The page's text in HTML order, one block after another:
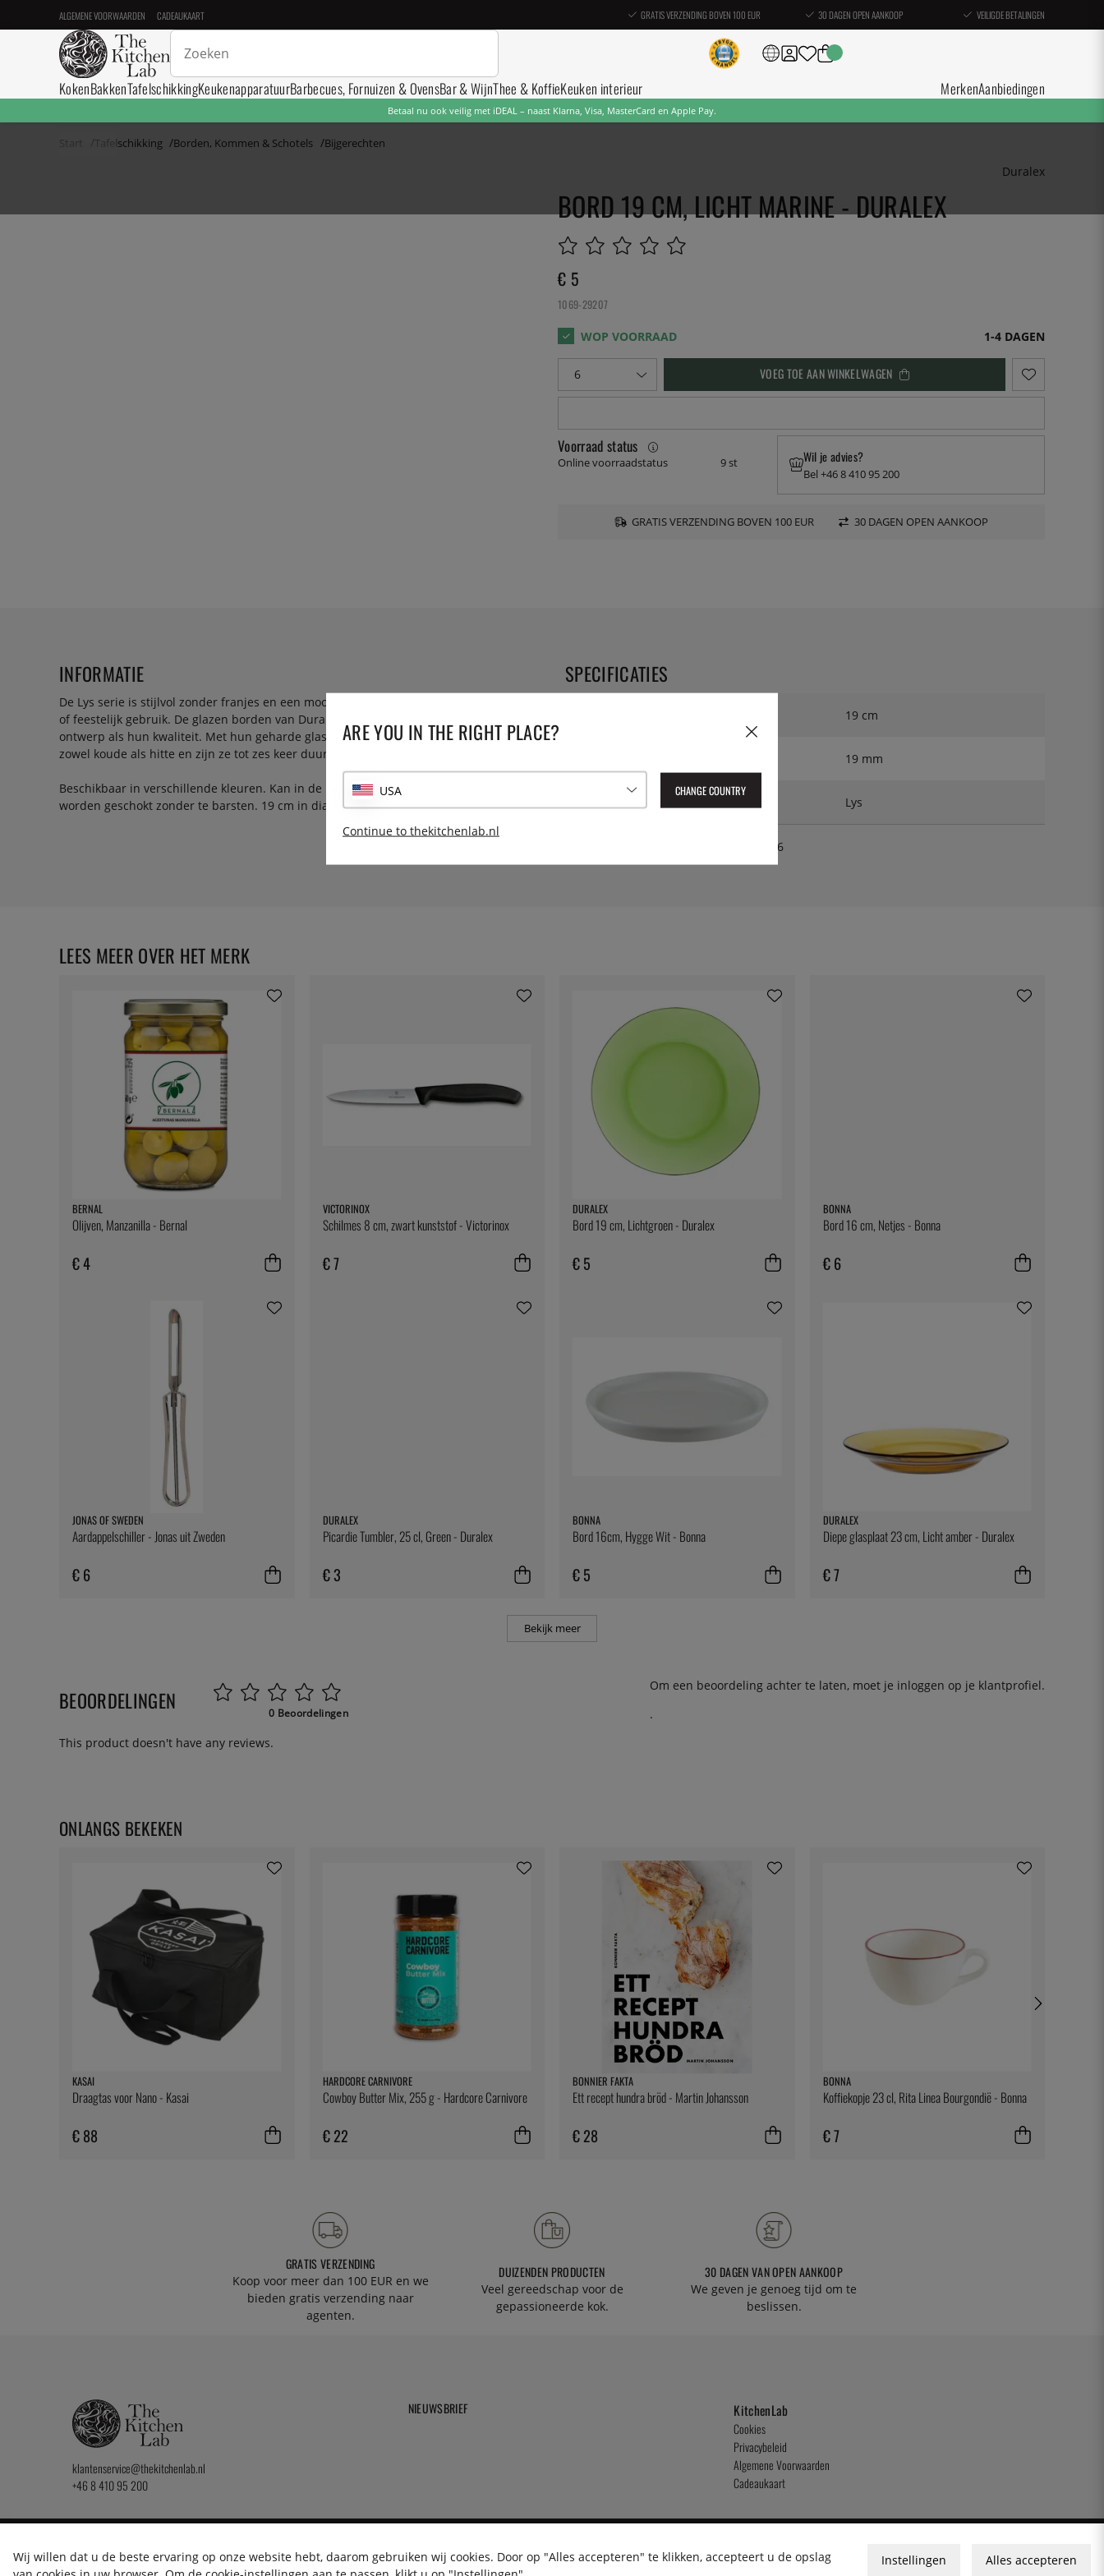
ALGEMENE VOORWAARDEN CADEAUKAART GRATIS VERZENDING BOVEN 100 EUR 30 DAGEN OPEN AANKOOP VEILIGDE BETALINGEN
KokenBakkenTafelschikkingKeukenapparatuurBarbecues, Fornuizen & OvensBar & WijnThee & KoffieKeuken interieur MerkenAanbiedingen
Betaal nu ook veilig met iDEAL – naast Klarna, Visa, MasterCard en Apple Pay.
Start Tafelschikking Borden, Kommen & Schotels Bijgerechten
Duralex
BORD 19 CM, LICHT MARINE - DURALEX
€ 5
1069-29207
1-4 DAGEN
VOEG TOE AAN WINKELWAGEN
Voorraad status
Online voorraadstatus 9 st Wil je advies?
Bel +46 8 410 95 200
GRATIS VERZENDING BOVEN 100 EUR 30 DAGEN OPEN AANKOOP
INFORMATIE
De Lys serie is stijlvol zonder franjes en een mooie keuze aan gerechten voor alledaags
of feestelijk gebruik. De glazen borden van Duralex zijn iconisch voor zowel hun
ontwerp als hun kwaliteit. Met hun geharde glas zijn ze zeer goed bestand tegen
zowel koude als hitte en zijn ze tot zes keer duurzamer dan andere glazen borden.
Beschikbaar in verschillende kleuren. Kan in de magnetron en door hitte tot 130°C
worden geschokt zonder te barsten. 19 cm in diameter, gemaakt in Frankrijk.
SPECIFICATIES
19 cm
19 mm
Lys
dur3008BF06
BERNAL
Olijven, Manzanilla - Bernal
€ 4
VICTORINOX
Schilmes 8 cm, zwart kunststof - Victorinox
€ 7
DURALEX
Bord 19 cm, Lichtgroen - Duralex
€ 5
BONNA
Bord 16 cm, Netjes - Bonna
€ 6
JONAS OF SWEDEN
Aardappelschiller - Jonas uit Zweden
€ 6
DURALEX
Picardie Tumbler, 25 cl, Green - Duralex
€ 3
BONNA
Bord 16cm, Hygge Wit - Bonna
€ 5
DURALEX
Diepe glasplaat 23 cm, Licht amber - Duralex
€ 7
Bekijk meer
LEES MEER OVER HET MERK
BEOORDELINGEN 0 Beoordelingen
Om een beoordeling achter te laten, moet je inloggen op je klantprofiel.
.
This product doesn't have any reviews.
ONLANGS BEKEKEN
KASAI
Draagtas voor Nano - Kasai
€ 88
HARDCORE CARNIVORE
Cowboy Butter Mix, 255 g - Hardcore Carnivore
€ 22
BONNIER FAKTA
Ett recept hundra bröd - Martin Johansson
€ 28
BONNA
Koffiekopje 23 cl, Rita Linea Bourgondië - Bonna
€ 7
GRATIS VERZENDING
Koop voor meer dan 100 EUR en we
bieden gratis verzending naar
agenten.
DUIZENDEN PRODUCTEN
Veel gereedschap voor de
gepassioneerde kok.
30 DAGEN VAN OPEN AANKOOP
We geven je genoeg tijd om te
beslissen.
klantenservice@thekitchenlab.nl
+46 8 410 95 200
NIEUWSBRIEF KitchenLab
Cookies
Privacybeleid
Algemene Voorwaarden
Cadeaukaart
2026 KitchenLab AB
Wij willen dat u de beste ervaring op onze website hebt, daarom gebruiken wij cookies. Door op "Alles accepteren" te klikken, accepteert u de opslag
Instellingen Alles accepteren
ARE YOU IN THE RIGHT PLACE?
USA CHANGE COUNTRY
Continue to thekitchenlab.nl